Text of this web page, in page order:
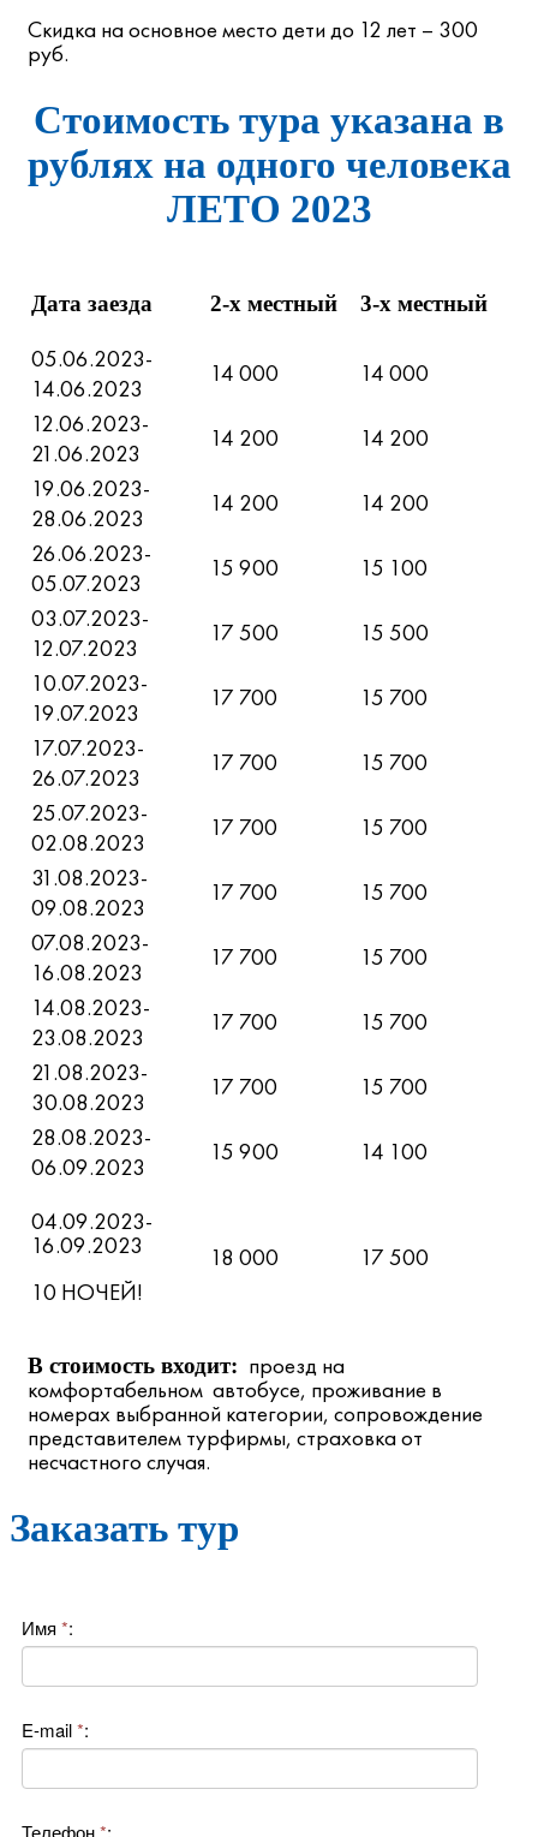
Скидка на основное место дети до 12 лет – 300
руб.
Стоимость тура указана в
рублях на одного человека
ЛЕТО 2023
Дата заезда 2-х местный 3-х местный
05.06.2023-
14.06.2023
14 000
14 000
12.06.2023-
21.06.2023
14 200
14 200
19.06.2023-
28.06.2023
14 200
14 200
26.06.2023-
05.07.2023
15 900
15 100
03.07.2023-
12.07.2023
17 500
15 500
10.07.2023-
19.07.2023
17 700
15 700
17.07.2023-
26.07.2023
17 700
15 700
25.07.2023-
02.08.2023
17 700
15 700
31.08.2023-
09.08.2023
17 700
15 700
07.08.2023-
16.08.2023
17 700
15 700
14.08.2023-
23.08.2023
17 700
15 700
21.08.2023-
30.08.2023
17 700
15 700
28.08.2023-
06.09.2023
15 900 14 100
04.09.2023-
16.09.2023
10 НОЧЕЙ!
18 000 17 500
В стоимость входит: проезд на
комфортабельном автобусе, проживание в
номерах выбранной категории, сопровождение
представителем турфирмы, страховка от
несчастного случая.
Заказать тур